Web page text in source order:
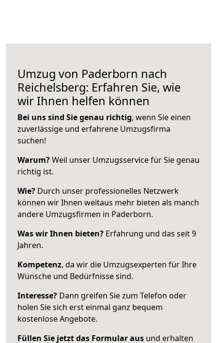
Umzug von Paderborn nach
Reichelsberg: Erfahren Sie, wie
wir Ihnen helfen können
Bei uns sind Sie genau richtig, wenn Sie einen
zuverlässige und erfahrene Umzugsfirma
suchen!
Warum?Weil unser Umzugsservice für Sie genau
richtig ist.
Wie? Durch unser professionelles Netzwerk
können wir Ihnen weitaus mehr bieten als manch
andere Umzugsfirmen in Paderborn.
Was wir Ihnen bieten? Erfahrung und das seit 9
Jahren.
Kompetenz, da wir die Umzugsexperten für Ihre
Wünsche und Bedürfnisse sind.
Interesse? Dann greifen Sie zum Telefon oder
holen Sie sich erst einmal ganz bequem
kostenlose Angebote.
Füllen Sie jetzt das Formular aus und erhalten